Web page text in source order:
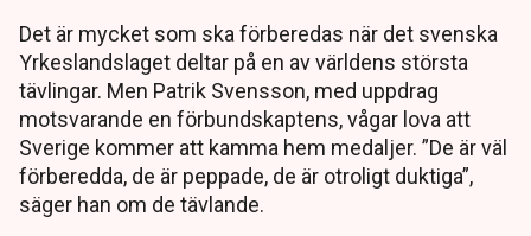
Det är mycket som ska förberedas när det svenska
Yrkeslandslaget deltar på en av världens största
tävlingar. Men Patrik Svensson, med uppdrag
motsvarande en förbundskaptens, vågar lova att
Sverige kommer att kamma hem medaljer. ”De är väl
förberedda, de är peppade, de är otroligt duktiga”,
säger han om de tävlande.